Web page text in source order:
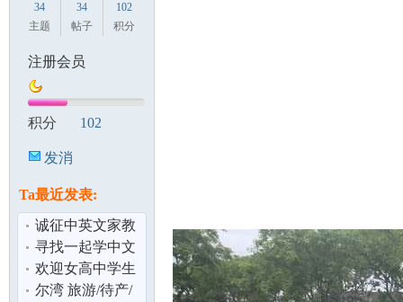
34
主题
34
帖子
102
积分
注册会员
积分 102
发消
Ta最近发表:
诚征中英文家教
ARCADIA 亚凯
迪亚
寻找一起学中文
的小伙伴
欢迎女高中学生
寄宿 美国尔湾顶
尔湾 旅游/待产/